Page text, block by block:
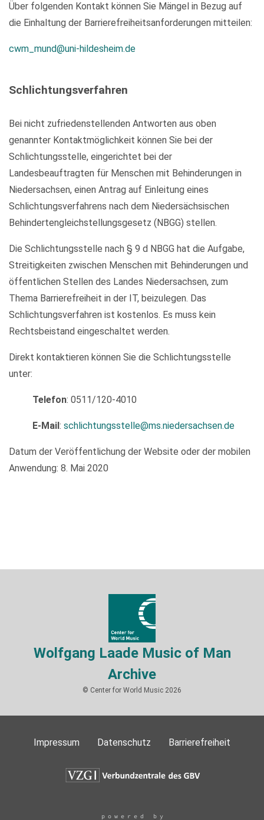
Über folgenden Kontakt können Sie Mängel in Bezug auf
die Einhaltung der Barrierefreiheitsanforderungen mitteilen:
cwm_mund@uni-hildesheim.de
Schlichtungsverfahren
Bei nicht zufriedenstellenden Antworten aus oben
genannter Kontaktmöglichkeit können Sie bei der
Schlichtungsstelle, eingerichtet bei der
Landesbeauftragten für Menschen mit Behinderungen in
Niedersachsen, einen Antrag auf Einleitung eines
Schlichtungsverfahrens nach dem Niedersächsischen
Behindertengleichstellungsgesetz (NBGG) stellen.
Die Schlichtungsstelle nach § 9 d NBGG hat die Aufgabe,
Streitigkeiten zwischen Menschen mit Behinderungen und
öffentlichen Stellen des Landes Niedersachsen, zum
Thema Barrierefreiheit in der IT, beizulegen. Das
Schlichtungsverfahren ist kostenlos. Es muss kein
Rechtsbeistand eingeschaltet werden.
Direkt kontaktieren können Sie die Schlichtungsstelle
unter:
Telefon: 0511/120-4010
E-Mail : schlichtungsstelle@ms.niedersachsen.de
Datum der Veröffentlichung der Website oder der mobilen
Anwendung: 8. Mai 2020
Wolfgang Laade Music of Man
Archive
© Center for World Music 2026
Impressum Datenschutz Barrierefreiheit